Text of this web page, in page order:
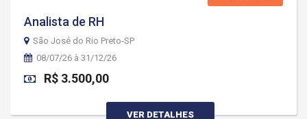
Analista de RH
São José do Rio Preto-SP
08/07/26 à 31/12/26
R$ 3.500,00
VER DETALHES